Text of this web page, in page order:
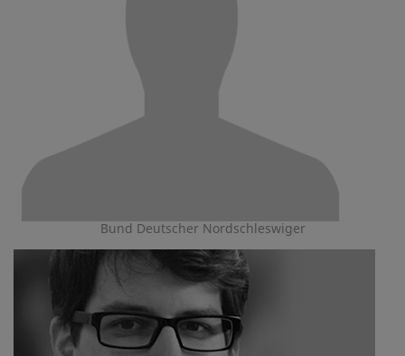
Bund Deutscher Nordschleswiger